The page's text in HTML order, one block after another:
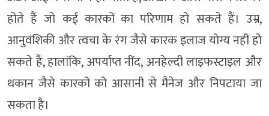
होते हैं जो कई कारकों का परिणाम हो सकते हैं। उम्र,
आनुवंशिकी और त्वचा के रंग जैसे कारक इलाज योग्य नहीं हो
सकते हैं, हालांकि, अपर्याप्त नींद, अनहेल्दी लाइफस्टाइल और
थकान जैसे कारकों को आसानी से मैनेज और निपटाया जा
सकता है।